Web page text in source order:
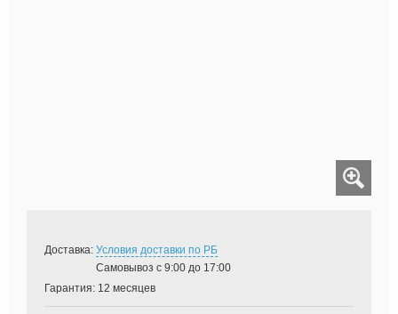
Доставка: Условия доставки по РБ
Самовывоз с 9:00 до 17:00
Гарантия: 12 месяцев